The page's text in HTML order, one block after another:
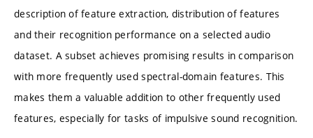
description of feature extraction, distribution of features
and their recognition performance on a selected audio
dataset. A subset achieves promising results in comparison
with more frequently used spectral-domain features. This
makes them a valuable addition to other frequently used
features, especially for tasks of impulsive sound recognition.